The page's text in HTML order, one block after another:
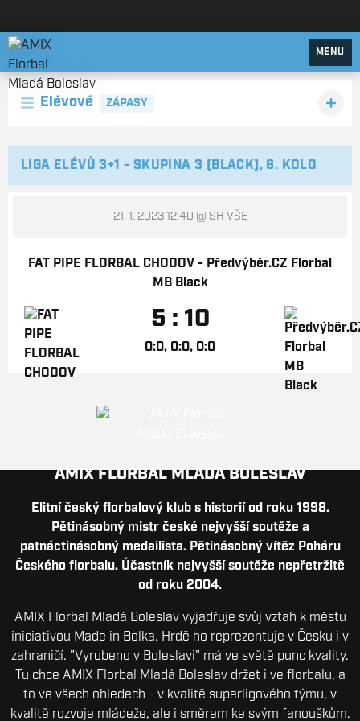
AMIX Florbal Mladá Boleslav
MENU
Elévové ZÁPASY
LIGA ELÉVŮ 3+1 - SKUPINA 3 (BLACK), 6. KOLO
21. 1. 2023 12:40 @ SH VŠE
FAT PIPE FLORBAL CHODOV - Předvýběr.CZ Florbal
MB Black
5 : 10
0:0, 0:0, 0:0
AMIX FLORBAL MLADÁ BOLESLAV
Elitní český florbalový klub s historií od roku 1998.
Pětinásobný mistr české nejvyšší soutěže a
patnáctinásobný medailista. Pětinásobný vítěz Poháru
Českého florbalu. Účastník nejvyšší soutěže nepřetržitě
od roku 2004.
AMIX Florbal Mladá Boleslav vyjadřuje svůj vztah k městu
iniciativou Made in Bolka. Hrdě ho reprezentuje v Česku i v
zahraničí. "Vyrobeno v Boleslavi" má ve světě punc kvality.
Tu chce AMIX Florbal Mladá Boleslav držet i ve florbalu, a
to ve všech ohledech - v kvalitě superligového týmu, v
kvalitě rozvoje mládeže, ale i směrem ke svým fanouškům.